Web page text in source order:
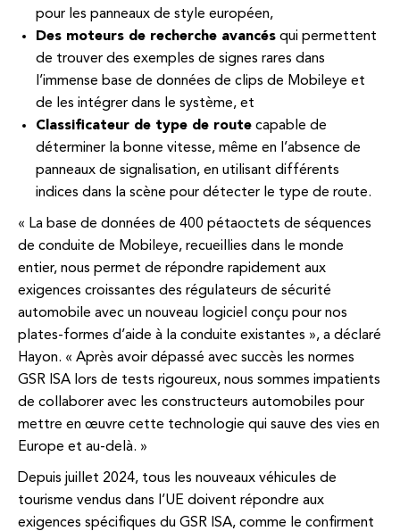
pour les panneaux de style européen,
Des moteurs de recherche avancés qui permettent
de trouver des exemples de signes rares dans
l’immense base de données de clips de Mobileye et
de les intégrer dans le système, et
Classificateur de type de route capable de
déterminer la bonne vitesse, même en l’absence de
panneaux de signalisation, en utilisant différents
indices dans la scène pour détecter le type de route.
« La base de données de 400 pétaoctets de séquences
de conduite de Mobileye, recueillies dans le monde
entier, nous permet de répondre rapidement aux
exigences croissantes des régulateurs de sécurité
automobile avec un nouveau logiciel conçu pour nos
plates-formes d’aide à la conduite existantes », a déclaré
Hayon. « Après avoir dépassé avec succès les normes
GSR ISA lors de tests rigoureux, nous sommes impatients
de collaborer avec les constructeurs automobiles pour
mettre en œuvre cette technologie qui sauve des vies en
Europe et au-delà. »
Depuis juillet 2024, tous les nouveaux véhicules de
tourisme vendus dans l’UE doivent répondre aux
exigences spécifiques du GSR ISA, comme le confirment